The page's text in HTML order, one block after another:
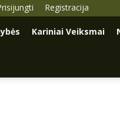
Registracija
Kariniai Veiksmai